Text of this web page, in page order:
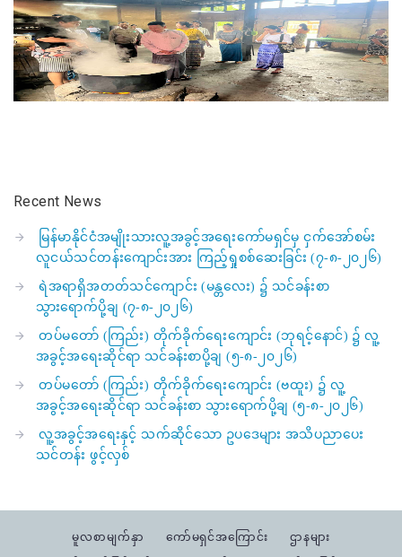
Recent News
မြန်မာနိုင်ငံအမျိုးသားလူ့အခွင့်အရေးကော်မရှင်မှ ငှက်အော်စမ်း
လူငယ်သင်တန်းကျောင်းအား ကြည့်ရှုစစ်ဆေးခြင်း (၇-၈-၂၀၂၆)
ရဲအရာရှိအတတ်သင်ကျောင်း (မန္တလေး) ၌ သင်ခန်းစာ
သွားရောက်ပို့ချ (၇-၈-၂၀၂၆)
တပ်မတော် (ကြည်း) တိုက်ခိုက်ရေးကျောင်း (ဘုရင့်နောင်) ၌ လူ့
အခွင့်အရေးဆိုင်ရာ သင်ခန်းစာပို့ချ (၅-၈-၂၀၂၆)
တပ်မတော် (ကြည်း) တိုက်ခိုက်ရေးကျောင်း (ဗထူး) ၌ လူ့
အခွင့်အရေးဆိုင်ရာ သင်ခန်းစာ သွားရောက်ပို့ချ (၅-၈-၂၀၂၆)
လူ့အခွင့်အရေးနှင့် သက်ဆိုင်သော ဥပဒေများ အသိပညာပေး
သင်တန်း ဖွင့်လှစ်
မူလစာမျက်နှာ ကော်မရှင်အကြောင်း
ဌာနများ